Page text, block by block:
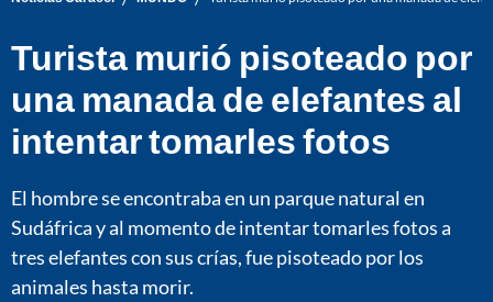
Turista murió pisoteado por
una manada de elefantes al
intentar tomarles fotos
El hombre se encontraba en un parque natural en
Sudáfrica y al momento de intentar tomarles fotos a
tres elefantes con sus crías, fue pisoteado por los
animales hasta morir.